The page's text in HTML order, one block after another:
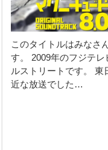
このタイトルはみなさ
す。 2009年のフジテ
ルストリートです。 東
近な放送でした…